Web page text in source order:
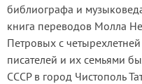
библиографа и
книга переводов Молла
Петровых с
писателей и их семьями
СССР в город Чистополь